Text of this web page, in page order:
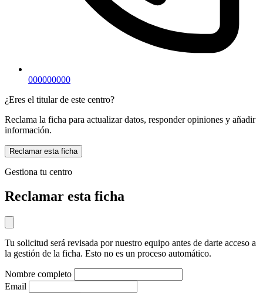
000000000
¿Eres el titular de este centro?
Reclama la ficha para actualizar datos, responder opiniones y añadir
información.
Reclamar esta ficha
Gestiona tu centro
Reclamar esta ficha
Tu solicitud será revisada por nuestro equipo antes de darte acceso a
la gestión de la ficha. Esto no es un proceso automático.
Nombre completo
Email